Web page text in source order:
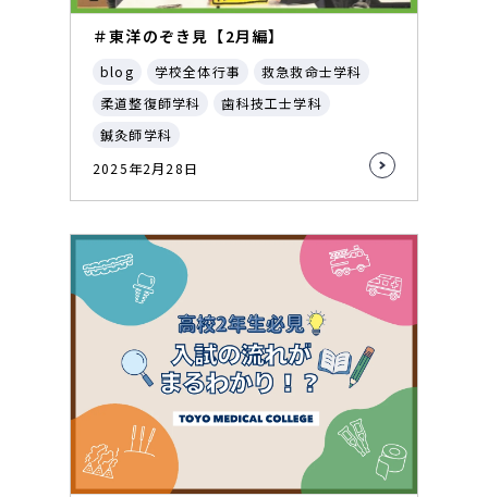
＃東洋のぞき見【2月編】
blog 学校全体行事
救急救命士学科
柔道整復師学科
歯科技工士学科
鍼灸師学科
2025年2月28日